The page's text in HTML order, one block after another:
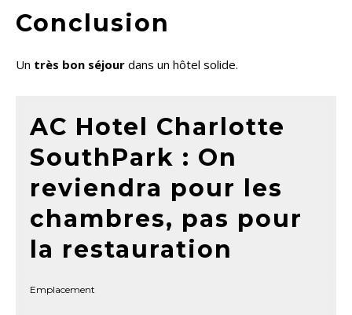
Conclusion
Un très bon séjour dans un hôtel solide.
AC Hotel Charlotte
SouthPark : On
reviendra pour les
chambres, pas pour
la restauration
Emplacement